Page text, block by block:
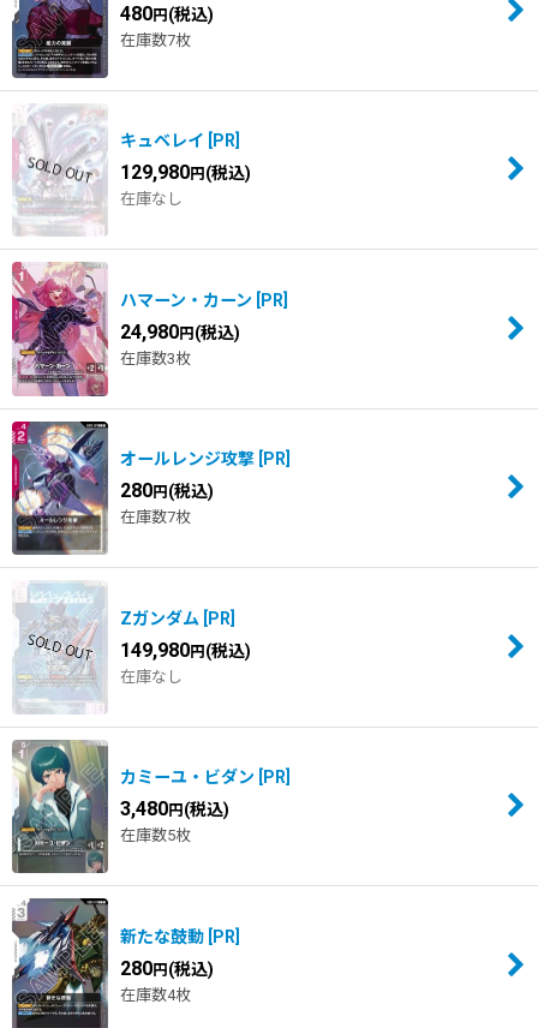
480円 (税込)
在庫数7枚
キュベレイ PR
129,980円 (税込)
在庫なし
ハマーン・カーン PR
24,980円 (税込)
在庫数3枚
オールレンジ攻撃 PR
280円 (税込)
在庫数7枚
Zガンダム PR
149,980円 (税込)
在庫なし
カミーユ・ビダン PR
3,480円 (税込)
在庫数5枚
新たな鼓動 PR
280円 (税込)
在庫数4枚